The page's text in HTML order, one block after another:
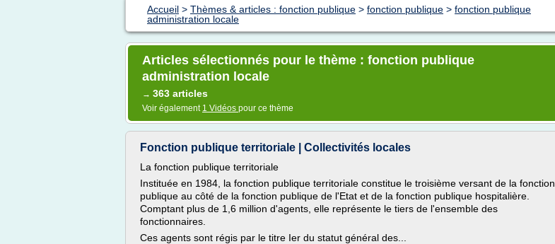
Accueil > Thèmes & articles : fonction publique > fonction publique > fonction publique
administration locale
Articles sélectionnés pour le thème : fonction publique
administration locale
→ 363 articles
Voir également 1 Vidéos pour ce thème
Fonction publique territoriale | Collectivités locales
La fonction publique territoriale
Instituée en 1984, la fonction publique territoriale constitue le troisième versant de la fonction
publique au côté de la fonction publique de l'Etat et de la fonction publique hospitalière.
Comptant plus de 1,6 million d'agents, elle représente le tiers de l'ensemble des
fonctionnaires.
Ces agents sont régis par le titre Ier du statut général des...